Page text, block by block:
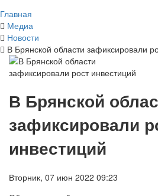
Главная
Медиа
Новости
В Брянской области зафиксировали
В Брянской
зафиксировали
инвестиций
Вторник, 07 июн 2022 09:23